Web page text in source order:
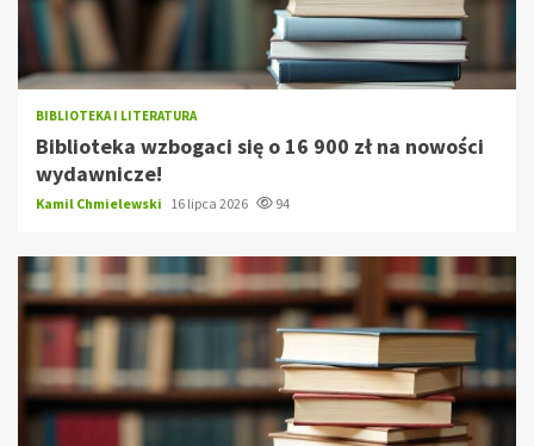
BIBLIOTEKA I LITERATURA
Biblioteka wzbogaci się o 16 900 zł na nowości
wydawnicze!
Kamil Chmielewski 16 lipca 2026 94